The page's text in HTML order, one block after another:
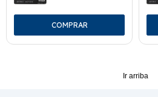
Ir arriba